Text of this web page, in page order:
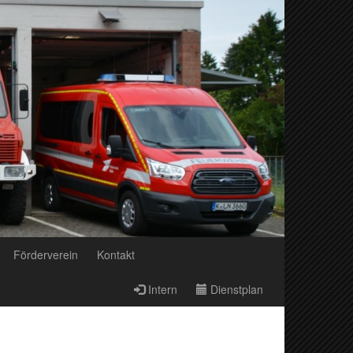
Förderverein Kontakt
Intern Dienstplan